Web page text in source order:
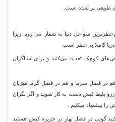
طبیعی پر شده است
سواحل دنیا به شمار می رود. زیرا
کاملا بی‌خطر است
کوچک تغذیه می‌کنند و برای شناگران
هم در فصل سرما و هم در فصل گرما میزبان
بلیط کیش دست به کار شوید و اگر نگران
پیشنهاد میکنیم .
گویی در فصل بهار در جزیره کیش هستید